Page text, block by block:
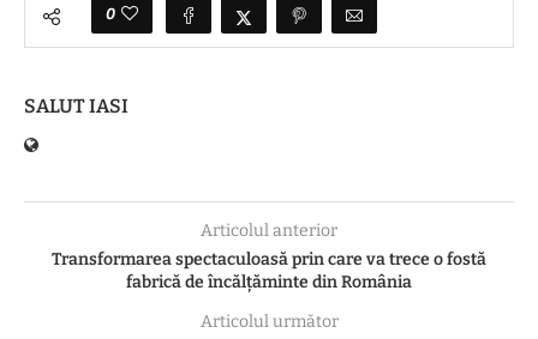
0
SALUT IASI
Articolul anterior
Transformarea spectaculoasă prin care va trece o fostă
fabrică de încălțăminte din România
Articolul următor